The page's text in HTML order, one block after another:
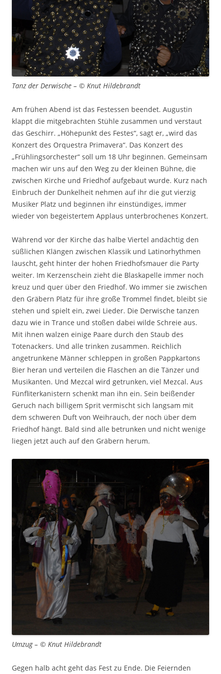
Tanz der Derwische – © Knut Hildebrandt
Am frühen Abend ist das Festessen beendet. Augustin
klappt die mitgebrachten Stühle zusammen und verstaut
das Geschirr. „Höhepunkt des Festes“, sagt er, „wird das
Konzert des Orquestra Primavera“. Das Konzert des
„Frühlingsorchester“ soll um 18 Uhr beginnen. Gemeinsam
machen wir uns auf den Weg zu der kleinen Bühne, die
zwischen Kirche und Friedhof aufgebaut wurde. Kurz nach
Einbruch der Dunkelheit nehmen auf ihr die gut vierzig
Musiker Platz und beginnen ihr einstündiges, immer
wieder von begeistertem Applaus unterbrochenes Konzert.
Während vor der Kirche das halbe Viertel andächtig den
süßlichen Klängen zwischen Klassik und Latinorhythmen
lauscht, geht hinter der hohen Friedhofsmauer die Party
weiter. Im Kerzenschein zieht die Blaskapelle immer noch
kreuz und quer über den Friedhof. Wo immer sie zwischen
den Gräbern Platz für ihre große Trommel findet, bleibt sie
stehen und spielt ein, zwei Lieder. Die Derwische tanzen
dazu wie in Trance und stoßen dabei wilde Schreie aus.
Mit ihnen walzen einige Paare durch den Staub des
Totenackers. Und alle trinken zusammen. Reichlich
angetrunkene Männer schleppen in großen Pappkartons
Bier heran und verteilen die Flaschen an die Tänzer und
Musikanten. Und Mezcal wird getrunken, viel Mezcal. Aus
Fünfliterkanistern schenkt man ihn ein. Sein beißender
Geruch nach billigem Sprit vermischt sich langsam mit
dem schweren Duft von Weihrauch, der noch über dem
Friedhof hängt. Bald sind alle betrunken und nicht wenige
liegen jetzt auch auf den Gräbern herum.
Umzug – © Knut Hildebrandt
Gegen halb acht geht das Fest zu Ende. Die Feiernden